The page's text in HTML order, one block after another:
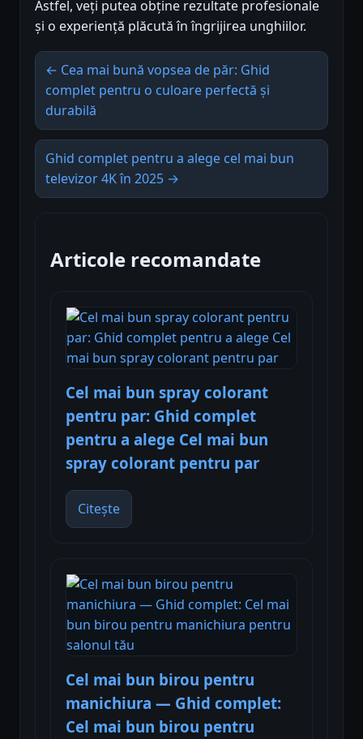
Astfel, veți putea obține rezultate profesionale
și o experiență plăcută în îngrijirea unghiilor.
← Cea mai bună vopsea de păr: Ghid
complet pentru o culoare perfectă și
durabilă
Ghid complet pentru a alege cel mai bun
televizor 4K în 2025 →
Articole recomandate
Cel mai bun spray colorant
pentru par: Ghid complet
pentru a alege Cel mai bun
spray colorant pentru par
Citește
Cel mai bun birou pentru
manichiura — Ghid complet:
Cel mai bun birou pentru